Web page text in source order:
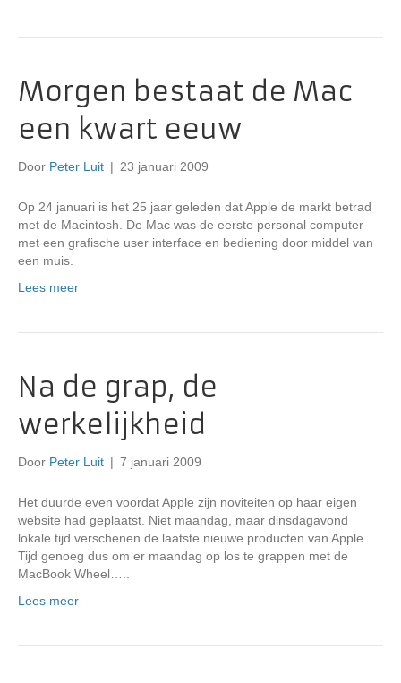
Morgen bestaat de Mac
een kwart eeuw
Door Peter Luit | 23 januari 2009
Op 24 januari is het 25 jaar geleden dat Apple de markt betrad
met de Macintosh. De Mac was de eerste personal computer
met een grafische user interface en bediening door middel van
een muis.
Lees meer
Na de grap, de
werkelijkheid
Door Peter Luit | 7 januari 2009
Het duurde even voordat Apple zijn noviteiten op haar eigen
website had geplaatst. Niet maandag, maar dinsdagavond
lokale tijd verschenen de laatste nieuwe producten van Apple.
Tijd genoeg dus om er maandag op los te grappen met de
MacBook Wheel…..
Lees meer